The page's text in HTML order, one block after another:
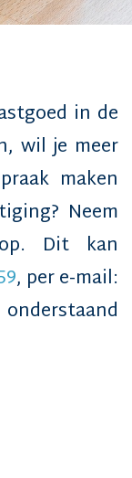
in de
wil je meer
maken
Neem
Dit kan
, per e-mail: